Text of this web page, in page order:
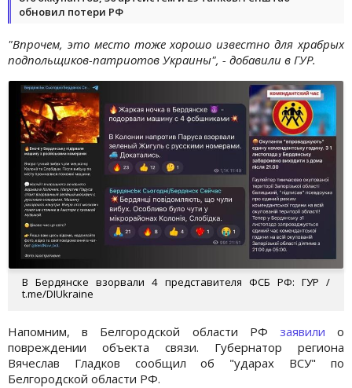
обновил потери РФ
"Впрочем, это место тоже хорошо известно для храбрых
подпольщиков-патриотов Украины", - добавили в ГУР.
В Бердянске взорвали 4 представителя ФСБ РФ: ГУР /
t.me/DIUkraine
Напомним, в Белгородской области РФ заявили о
повреждении объекта связи. Губернатор региона
Вячеслав Гладков сообщил об "ударах ВСУ" по
Белгородской области РФ.